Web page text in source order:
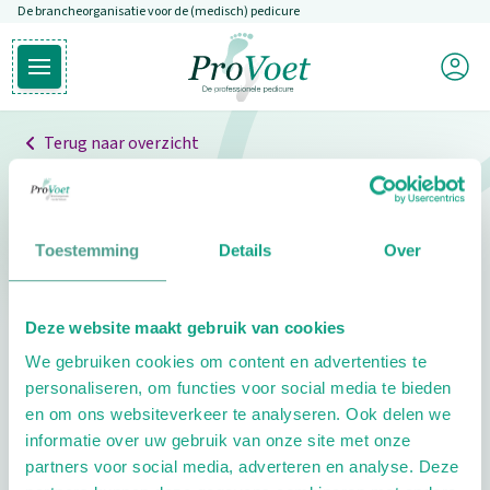
Toestemming Details Over
Deze website maakt gebruik van cookies
We gebruiken cookies om content en advertenties te
personaliseren, om functies voor social media te bieden
en om ons websiteverkeer te analyseren. Ook delen we
informatie over uw gebruik van onze site met onze
partners voor social media, adverteren en analyse. Deze
Overslaan en naar de inhoud gaan
De brancheorganisatie voor de (medisch) pedicure
Open hoofdmenu
Ga naar de homepagina
Mijn
Terug naar overzicht
Professionals
Pedicure niet gevonden
pedicure.